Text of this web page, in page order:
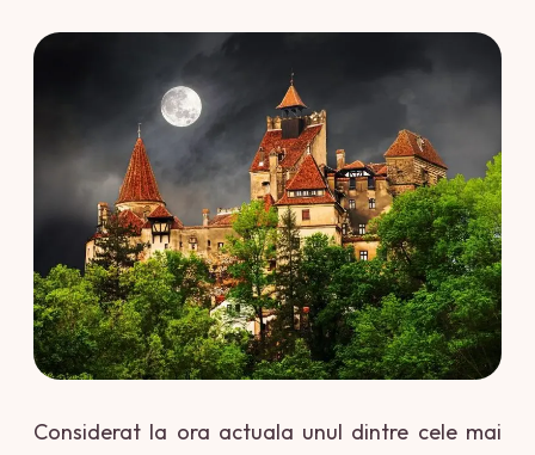
Considerat la ora actuala unul dintre cele mai